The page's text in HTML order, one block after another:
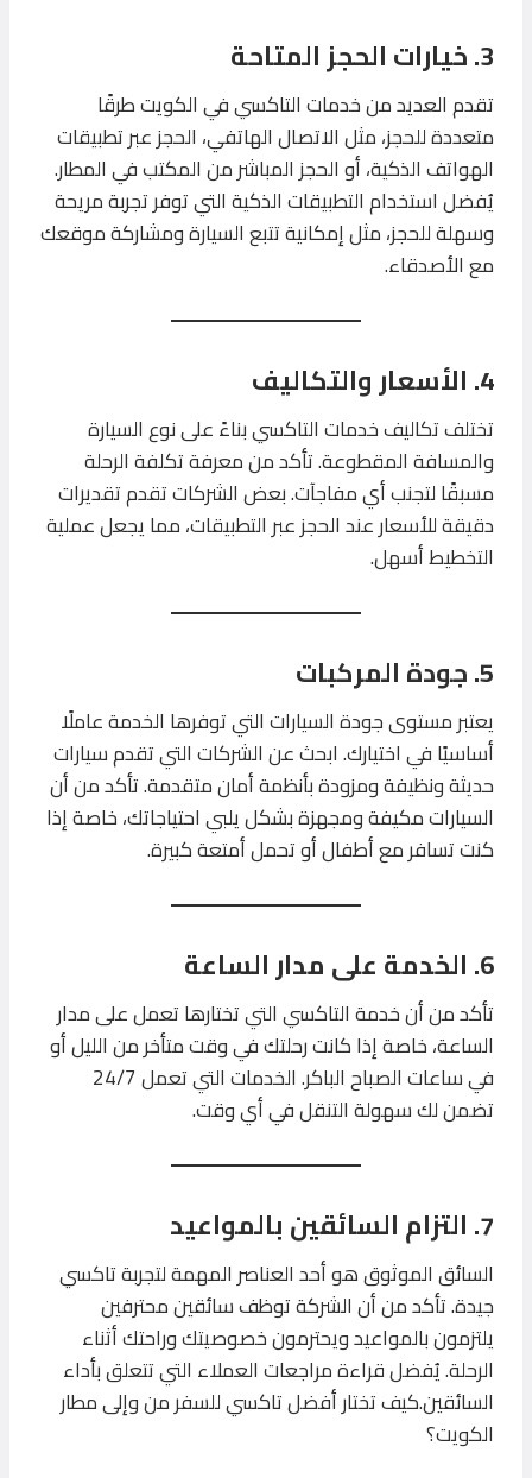
3. خيارات الحجز المتاحة
تقدم العديد من خدمات التاكسي في الكويت طرقًا
متعددة للحجز، مثل الاتصال الهاتفي، الحجز عبر تطبيقات
الهواتف الذكية، أو الحجز المباشر من المكتب في المطار.
يُفضل استخدام التطبيقات الذكية التي توفر تجربة مريحة
وسهلة للحجز، مثل إمكانية تتبع السيارة ومشاركة موقعك
مع الأصدقاء.
4. الأسعار والتكاليف
تختلف تكاليف خدمات التاكسي بناءً على نوع السيارة
والمسافة المقطوعة. تأكد من معرفة تكلفة الرحلة
مسبقًا لتجنب أي مفاجآت. بعض الشركات تقدم تقديرات
دقيقة للأسعار عند الحجز عبر التطبيقات، مما يجعل عملية
التخطيط أسهل.
5. جودة المركبات
يعتبر مستوى جودة السيارات التي توفرها الخدمة عاملًا
أساسيًا في اختيارك. ابحث عن الشركات التي تقدم سيارات
حديثة ونظيفة ومزودة بأنظمة أمان متقدمة. تأكد من أن
السيارات مكيفة ومجهزة بشكل يلبي احتياجاتك، خاصة إذا
كنت تسافر مع أطفال أو تحمل أمتعة كبيرة.
6. الخدمة على مدار الساعة
تأكد من أن خدمة التاكسي التي تختارها تعمل على مدار
الساعة، خاصة إذا كانت رحلتك في وقت متأخر من الليل أو
في ساعات الصباح الباكر. الخدمات التي تعمل 24/7
تضمن لك سهولة التنقل في أي وقت.
7. التزام السائقين بالمواعيد
السائق الموثوق هو أحد العناصر المهمة لتجربة تاكسي
جيدة. تأكد من أن الشركة توظف سائقين محترفين
يلتزمون بالمواعيد ويحترمون خصوصيتك وراحتك أثناء
الرحلة. يُفضل قراءة مراجعات العملاء التي تتعلق بأداء
السائقين.كيف تختار أفضل تاكسي للسفر من وإلى مطار
الكويت؟